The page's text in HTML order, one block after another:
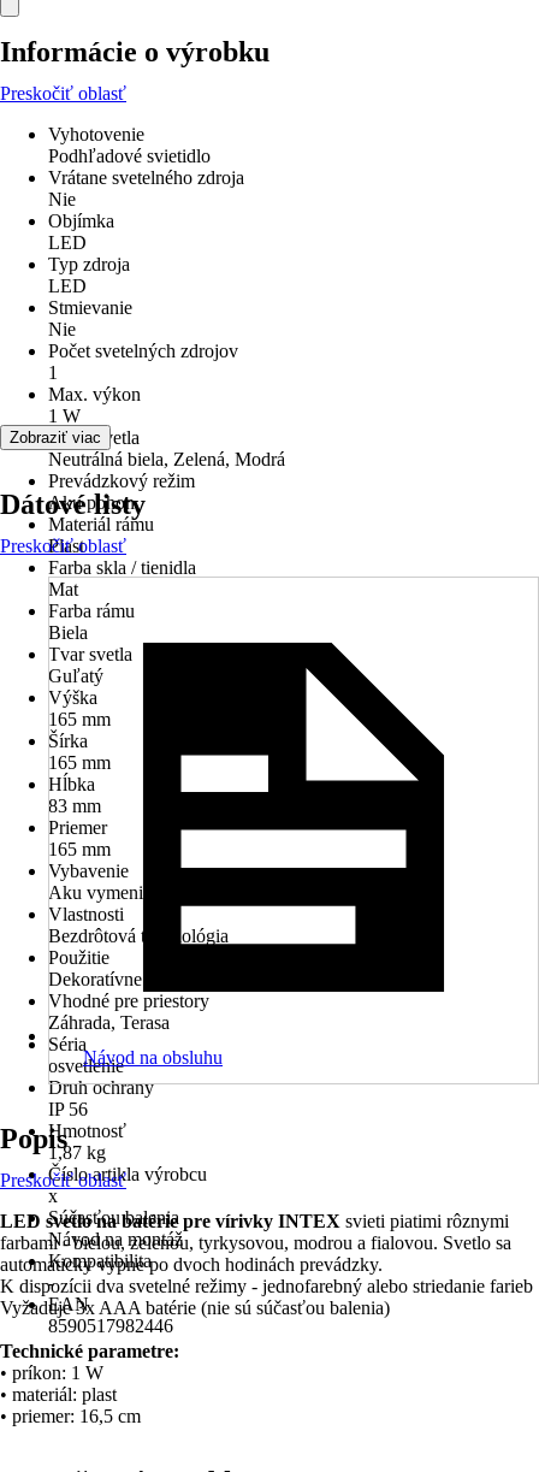
Informácie o výrobku
Preskočiť oblasť
Vyhotovenie
Podhľadové svietidlo
Vrátane svetelného zdroja
Nie
Objímka
LED
Typ zdroja
LED
Stmievanie
Nie
Počet svetelných zdrojov
1
Max. výkon
1 W
Farba svetla
Neutrálná biela, Zelená, Modrá
Prevádzkový režim
Aku pohon
Materiál rámu
Plast
Farba skla / tienidla
Mat
Farba rámu
Biela
Tvar svetla
Guľatý
Výška
165 mm
Šírka
165 mm
Hĺbka
83 mm
Priemer
165 mm
Vybavenie
Aku vymeniteľná
Vlastnosti
Bezdrôtová technológia
Použitie
Dekoratívne osvetlenie
Vhodné pre priestory
Záhrada, Terasa
Séria
osvetlenie
Druh ochrany
IP 56
Hmotnosť
1,87 kg
Číslo artikla výrobcu
x
Súčasťou balenia
Návod na montáž
Kompatibilita
-
EAN
8590517982446
Zobraziť viac
Dátové listy
Preskočiť oblasť
Návod na obsluhu
Popis
Preskočiť oblasť
LED svetlo na batérie pre vírivky INTEX svieti piatimi rôznymi
farbami - bielou, zelenou, tyrkysovou, modrou a fialovou. Svetlo sa
automaticky vypne po dvoch hodinách prevádzky.
K dispozícii dva svetelné režimy - jednofarebný alebo striedanie farieb
Vyžaduje 3x AAA batérie (nie sú súčasťou balenia)
Technické parametre:
• príkon: 1 W
• materiál: plast
• priemer: 16,5 cm